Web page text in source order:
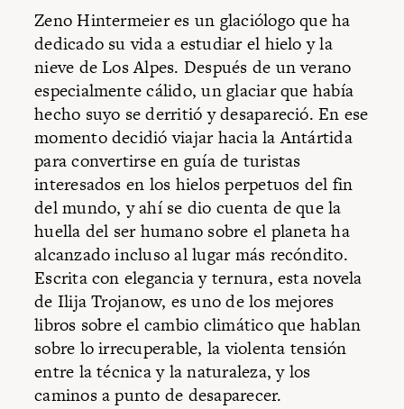
Zeno Hintermeier es un glaciólogo que ha
dedicado su vida a estudiar el hielo y la
nieve de Los Alpes. Después de un verano
especialmente cálido, un glaciar que había
hecho suyo se derritió y desapareció. En ese
momento decidió viajar hacia la Antártida
para convertirse en guía de turistas
interesados en los hielos perpetuos del fin
del mundo, y ahí se dio cuenta de que la
huella del ser humano sobre el planeta ha
alcanzado incluso al lugar más recóndito.
Escrita con elegancia y ternura, esta novela
de Ilija Trojanow, es uno de los mejores
libros sobre el cambio climático que hablan
sobre lo irrecuperable, la violenta tensión
entre la técnica y la naturaleza, y los
caminos a punto de desaparecer.